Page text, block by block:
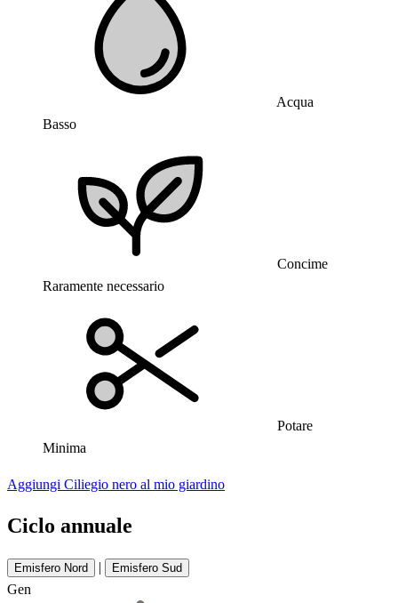
Acqua
Basso
Concime
Raramente necessario
Potare
Minima
Aggiungi Ciliegio nero al mio giardino
Ciclo annuale
Emisfero Nord | Emisfero Sud
Gen